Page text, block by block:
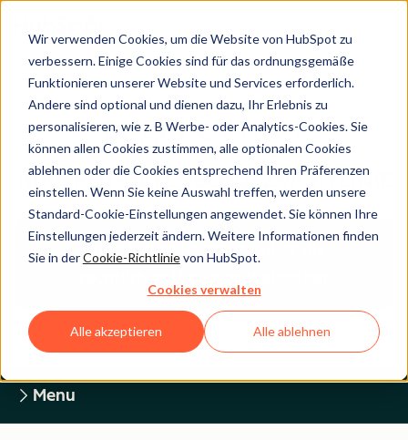
Wir verwenden Cookies, um die Website von HubSpot zu
verbessern. Einige Cookies sind für das ordnungsgemäße
Funktionieren unserer Website und Services erforderlich.
Andere sind optional und dienen dazu, Ihr Erlebnis zu
personalisieren, wie z. B Werbe- oder Analytics-Cookies. Sie
können allen Cookies zustimmen, alle optionalen Cookies
ablehnen oder die Cookies entsprechend Ihren Präferenzen
einstellen. Wenn Sie keine Auswahl treffen, werden unsere
Standard-Cookie-Einstellungen angewendet. Sie können Ihre
Einstellungen jederzeit ändern. Weitere Informationen finden
Sie in derCookie-Richtlinievon HubSpot.
Cookies verwalten
Alle akzeptieren Alle ablehnen
Legal Center
HUBSPOT-DATENSCHUTZRICHTLINIE
Zurück zum Überblick über die
Menu